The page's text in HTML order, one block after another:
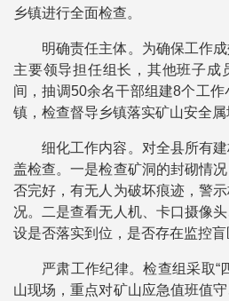
乡镇进行全面检查。
明确责任主体。为确保工作
主要领导担任组长，其他班子成
间，抽调50余名干部组建8个工
镇，检查督导乡镇落实矿山安全属
细化工作内容。对全县所有
盖检查。一是检查矿洞的封砌情
否完好，有无人为破坏痕迹，警
况。二是查看无人机、卡口摄像
设是否落实到位，是否存在监控盲
严肃工作纪律。检查组采取“
山现场，重点对矿山应急值班值